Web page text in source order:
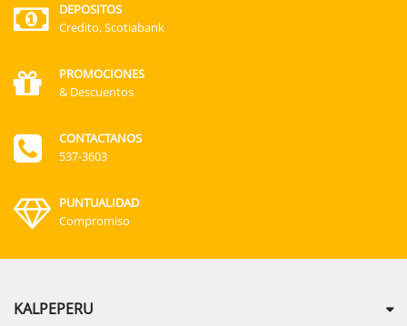
DEPOSITOS
Credito, Scotiabank
PROMOCIONES
& Descuentos
CONTACTANOS
537-3603
PUNTUALIDAD
Compromiso
KALPEPERU